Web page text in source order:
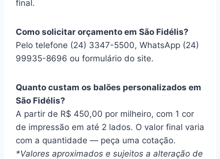
final.
Como solicitar orçamento em São Fidélis?
Pelo telefone (24) 3347-5500, WhatsApp (24)
99935-8696 ou formulário do site.
Quanto custam os balões personalizados em
São Fidélis?
A partir de R$ 450,00 por milheiro, com 1 cor
de impressão em até 2 lados. O valor final varia
com a quantidade — peça uma cotação.
*Valores aproximados e sujeitos a alteração de